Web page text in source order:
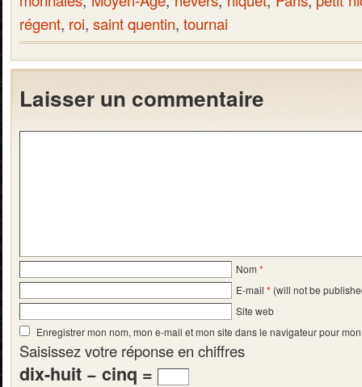
régent, roi, saint quentin, tournai
Laisser un commentaire
Nom *
E-mail * (will not be
Site web
Enregistrer mon nom, mon e-mail et mon site dans le navigateur pour
Saisissez votre réponse en chiffres
dix-huit − cinq =